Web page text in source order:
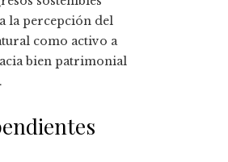
la percepción del
como activo a
bien patrimonial